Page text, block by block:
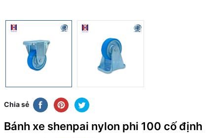
Chia sẻ
Bánh xe shenpai nylon phi 100 cố định